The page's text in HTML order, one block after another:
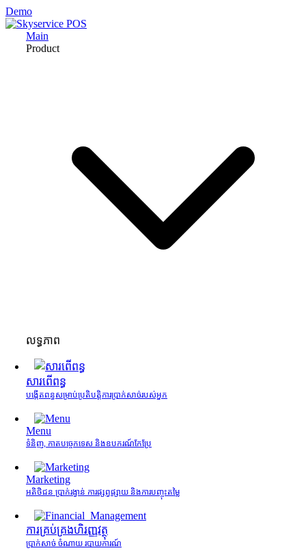
Demo
Main
Product
លទ្ធភាព
សារពើពន្ធ
បង្កើតពន្ធសម្រាប់ប្រតិបត្តិការប្រាក់សាច់របស់អ្នក
Menu
ទំនិញ, កាតបច្ចេកទេស និងឧបករណ៍កែប្រែ
Marketing
អតិថិជន ប្រាក់រង្វាន់ ការផ្សព្វផ្សាយ និងការបញ្ចុះតម្លៃ
ការគ្រប់គ្រង​ហិរញ្ញវត្ថុ
ប្រាក់សាច់ ចំណាយ របាយការណ៍